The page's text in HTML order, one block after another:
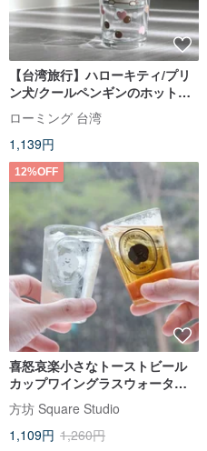
【台湾旅行】ハローキティ/プリ
ン犬/クールペンギンのホット炒
めカップビールカップタピオカ
ティー台湾
ローミング 台湾
1,139円
12%OFF
喜怒哀楽小さなトーストビール
カップワイングラスウォーター
カップ143ml
方坊 Square Studio
1,109円 1,260円